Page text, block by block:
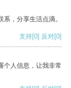
，分享生活点滴。
支持[0] 反对[0]
个人信息，让我非常